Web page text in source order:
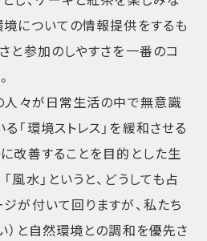
についての情報提供をするも
と参加のしやすさを一番のコ
人々が日常生活の中で無意識
「環境ストレス」を緩和させる
改善することを目的とした生
風水」というと、どうしても占
が付いて回りますが、私たち
）と自然環境との調和を優先さ